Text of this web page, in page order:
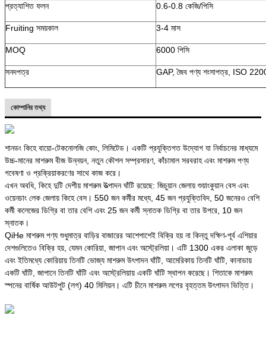
প্রত্যাশিত ফলন 0.6-0.8 কেজি/পিসি
Fruiting সময়কাল 3-4 মাস
MOQ 6000 পিসি
সনদপত্র GAP, জৈব পণ্য শংসাপত্র, ISO
কোম্পানির তথ্য
শানডং কিহে বায়ো-টেকনোলজি কোং, লিমিটেড। একটি প্রযুক্তিগত উদ্যোগ যা নির্বাচনের মাধ্যমে
উচ্চ-মানের মাশরুম বীজ উন্নয়ন, নতুন কৌশল সম্প্রসারণ, কাঁচামাল সরবরাহ এবং মাশরুম পণ্য
গবেষণা ও প্রক্রিয়াকরণের সাথে কাজ করে।
এখন অবধি, কিহে দুটি দেশীয় মাশরুম উত্পাদন ঘাঁটি রয়েছে: জিচুয়ান জেলায় শুয়াংকুয়ান বেস এবং
ওয়েনচাং লেক জেলায় কিহে বেস। 550 জন কর্মীর মধ্যে, 45 জন প্রযুক্তিবিদ, 50 জনেরও বেশি
কর্মী কলেজের ডিগ্রি বা তার বেশি এবং 25 জন কর্মী স্নাতক ডিগ্রি বা তার উপরে, 10 জন
স্নাতক।
QiHe মাশরুম পণ্য শুধুমাত্র বাড়ির বাজারের আশেপাশেই বিক্রি হয় না কিন্তু দক্ষিণ-পূর্ব এশিয়ার
দেশগুলিতেও বিক্রি হয়, যেমন কোরিয়া, জাপান এবং অস্ট্রেলিয়া। এটি 1300 একর এলাকা জুড়ে
এবং ইতিমধ্যে কোরিয়ায় তিনটি ভোজ্য মাশরুম উৎপাদন ঘাঁটি, আমেরিকায় তিনটি ঘাঁটি, কানাডায়
একটি ঘাঁটি, জাপানে তিনটি ঘাঁটি এবং অস্ট্রেলিয়ায় একটি ঘাঁটি স্থাপন করেছে। শিতাকে মাশরুম
স্পনের বার্ষিক আউটপুট (লগ) 40 মিলিয়ন। এটি চীনে মাশরুম লগের বৃহত্তম উৎপাদন ভিত্তি।